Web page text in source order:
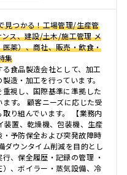
見つかる！工場管理/生産管
ス、建設/土木/施工管理 メ
薬）、商社、販売・飲食・
集
食品製造会社として、加工
造・加工を行っています。
視し、国際基準に準拠した
す。 顧客ニーズに応じた受
り組んでいます。 【業務内
装置、乾燥機、包装機、生産
・予防保全および突発故障時
ダウンタイム削減を目的とし
、保全履歴・記録の管理 ・
、ボイラー・蒸気設備、冷